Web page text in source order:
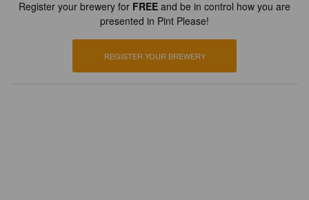
Register your brewery for FREE and be in control how you are
presented in Pint Please!
REGISTER YOUR BREWERY